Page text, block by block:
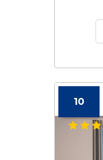
10